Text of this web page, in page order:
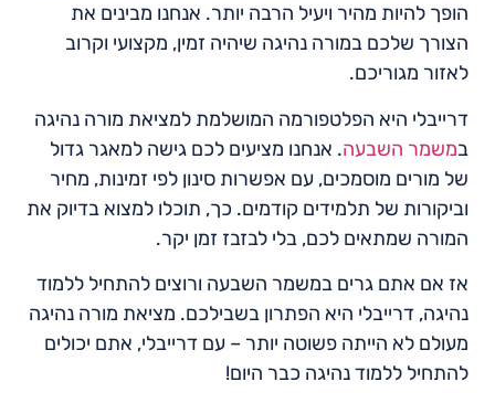
הופך להיות מהיר ויעיל הרבה יותר. אנחנו מבינים את
הצורך שלכם במורה נהיגה שיהיה זמין, מקצועי וקרוב
לאזור מגוריכם.
דרייבלי היא הפלטפורמה המושלמת למציאת מורה נהיגה
במשמר השבעה. אנחנו מציעים לכם גישה למאגר גדול
של מורים מוסמכים, עם אפשרות סינון לפי זמינות, מחיר
וביקורות של תלמידים קודמים. כך, תוכלו למצוא בדיוק את
המורה שמתאים לכם, בלי לבזבז זמן יקר.
אז אם אתם גרים במשמר השבעה ורוצים להתחיל ללמוד
נהיגה, דרייבלי היא הפתרון בשבילכם. מציאת מורה נהיגה
מעולם לא הייתה פשוטה יותר – עם דרייבלי, אתם יכולים
להתחיל ללמוד נהיגה כבר היום!